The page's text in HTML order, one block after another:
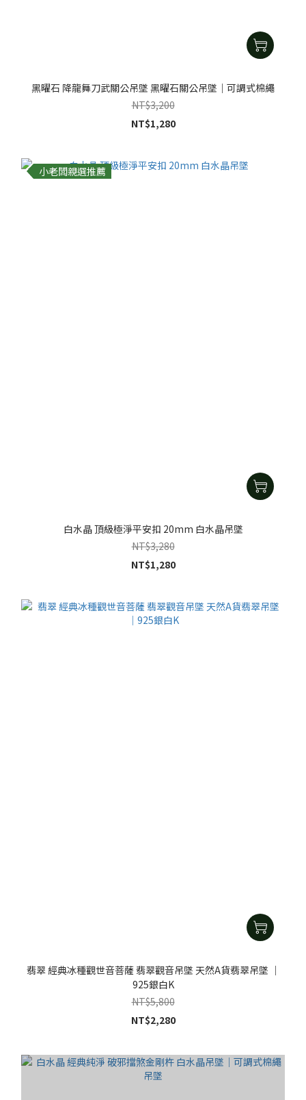
黑曜石 降龍舞刀武關公吊墜 黑曜石關公吊墜｜可調式棉繩
NT$3,200
NT$1,280
小老闆親選推薦
白水晶 頂級極淨平安扣 20mm 白水晶吊墜
NT$3,280
NT$1,280
翡翠 經典冰種觀世音菩薩 翡翠觀音吊墜 天然A貨翡翠吊墜 ｜
925銀白K
NT$5,800
NT$2,280